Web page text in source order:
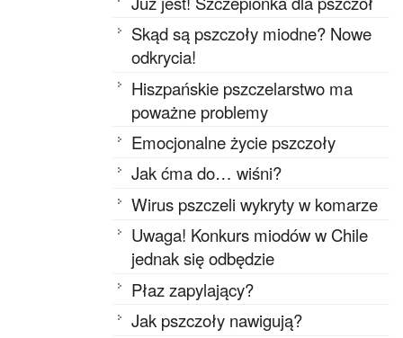
Skąd są pszczoły miodne? Nowe
odkrycia!
Hiszpańskie pszczelarstwo ma
poważne problemy
Emocjonalne życie pszczoły
Jak ćma do… wiśni?
Wirus pszczeli wykryty w komarze
Uwaga! Konkurs miodów w Chile
jednak się odbędzie
Płaz zapylający?
Jak pszczoły nawigują?